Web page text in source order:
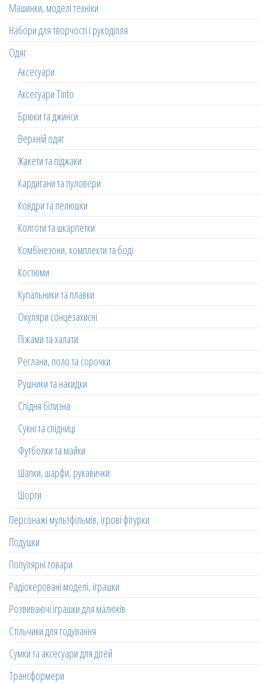
Машинки, моделі техніки
Набори для творчості і рукоділля
Одяг
Аксесуари
Аксесуари Tinto
Брюки та джинси
Верхній одяг
Жакети та піджаки
Кардигани та пуловери
Ковдри та пелюшки
Колготи та шкарпетки
Комбінезони, комплекти та боді
Костюми
Купальники та плавки
Окуляри сонцезахисні
Піжами та халати
Реглани, поло та сорочки
Рушники та накидки
Спідня білизна
Сукні та спідниці
Футболки та майки
Шапки, шарфи, рукавички
Шорти
Персонажі мультфільмів, ігрові фігурки
Подушки
Популярні товари
Радіокеровані моделі, іграшки
Розвиваючі іграшки для малюків
Стільчики для годування
Сумки та аксесуари для дітей
Трансформери